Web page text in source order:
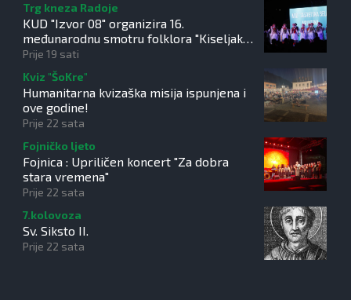
Trg kneza Radoje
KUD "Izvor 08" organizira 16.
međunarodnu smotru folklora "Kiseljak
2026"
Prije 19 sati
Kviz "ŠoKre"
Humanitarna kvizaška misija ispunjena i
ove godine!
Prije 22 sata
Fojničko ljeto
Fojnica : Upriličen koncert "Za dobra
stara vremena"
Prije 22 sata
7.kolovoza
Sv. Siksto II.
Prije 22 sata